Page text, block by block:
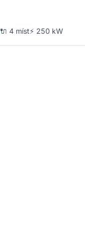
🔌 4 míst⚡ 250 kW